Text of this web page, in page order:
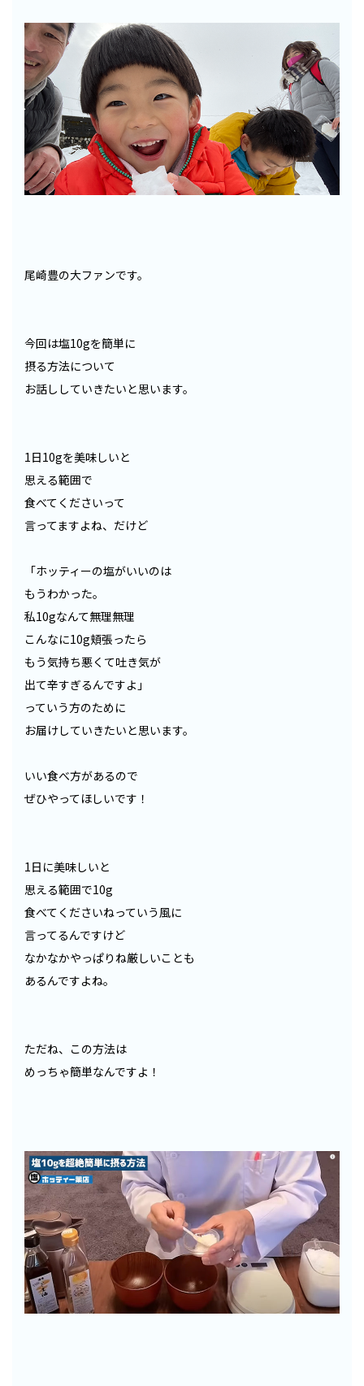
尾崎豊の大ファンです。
今回は塩10gを簡単に
摂る方法について
お話ししていきたいと思います。
1日10gを美味しいと
思える範囲で
食べてくださいって
言ってますよね、だけど
「ホッティーの塩がいいのは
もうわかった。
私10gなんて無理無理
こんなに10g頬張ったら
もう気持ち悪くて吐き気が
出て辛すぎるんですよ」
っていう方のために
お届けしていきたいと思います。
いい食べ方があるので
ぜひやってほしいです！
1日に美味しいと
思える範囲で10g
食べてくださいねっていう風に
言ってるんですけど
なかなかやっぱりね厳しいことも
あるんですよね。
ただね、この方法は
めっちゃ簡単なんですよ！